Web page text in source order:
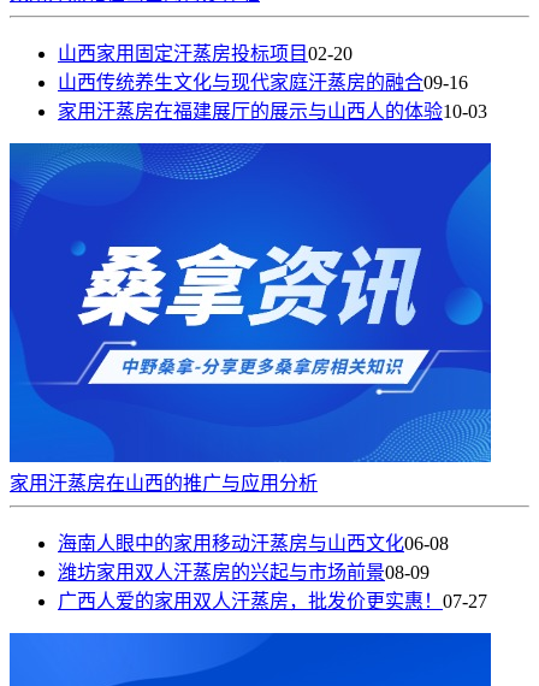
山西家用固定汗蒸房投标项目02-20
山西传统养生文化与现代家庭汗蒸房的融合09-16
家用汗蒸房在福建展厅的展示与山西人的体验10-03
家用汗蒸房在山西的推广与应用分析
海南人眼中的家用移动汗蒸房与山西文化06-08
潍坊家用双人汗蒸房的兴起与市场前景08-09
广西人爱的家用双人汗蒸房，批发价更实惠！ 07-27